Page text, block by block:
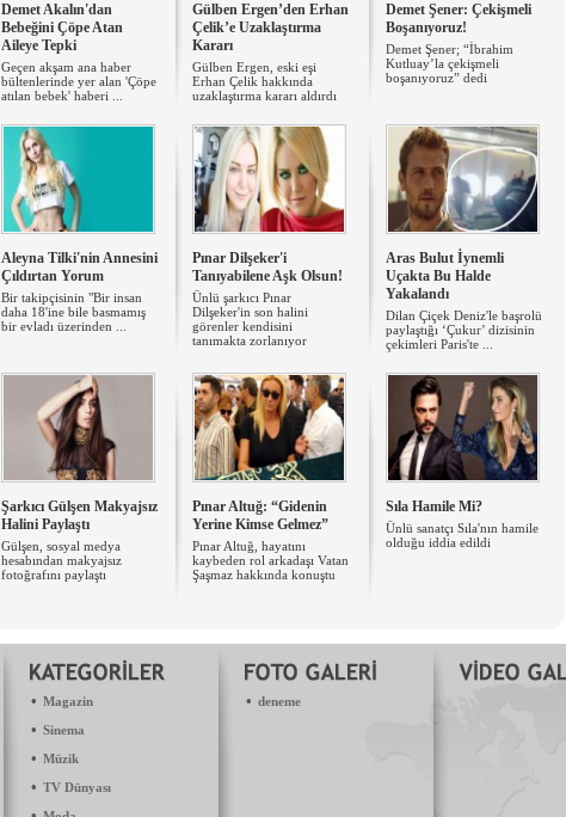
Demet Akalın'dan
Bebeğini Çöpe Atan
Aileye Tepki
Geçen akşam ana haber
bültenlerinde yer alan 'Çöpe
atılan bebek' haberi ...
Gülben Ergen’den Erhan
Çelik’e Uzaklaştırma
Kararı
Gülben Ergen, eski eşi
Erhan Çelik hakkında
uzaklaştırma kararı aldırdı
Demet Şener: Çekişmeli
Boşanıyoruz!
Demet Şener; “İbrahim
Kutluay’la çekişmeli
boşanıyoruz” dedi
Aleyna Tilki'nin Annesini
Çıldırtan Yorum
Bir takipçisinin "Bir insan
daha 18'ine bile basmamış
bir evladı üzerinden ...
Pınar Dilşeker'i
Tanıyabilene Aşk Olsun!
Ünlü şarkıcı Pınar
Dilşeker'in son halini
görenler kendisini
tanımakta zorlanıyor
Aras Bulut İynemli
Uçakta Bu Halde
Yakalandı
Dilan Çiçek Deniz'le başrolü
paylaştığı ‘Çukur’ dizisinin
çekimleri Paris'te ...
Şarkıcı Gülşen Makyajsız
Halini Paylaştı
Gülşen, sosyal medya
hesabından makyajsız
fotoğrafını paylaştı
Pınar Altuğ: “Gidenin
Yerine Kimse Gelmez”
Pınar Altuğ, hayatını
kaybeden rol arkadaşı Vatan
Şaşmaz hakkında konuştu
Sıla Hamile Mi?
Ünlü sanatçı Sıla'nın hamile
olduğu iddia edildi
• Magazin
• Sinema
• Müzik
• TV Dünyası
• deneme